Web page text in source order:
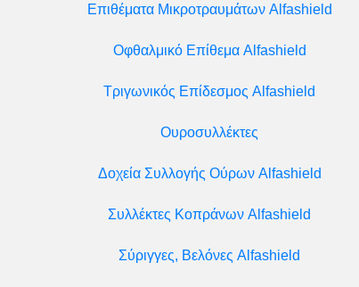
Επιθέματα Μικροτραυμάτων Alfashield
Οφθαλμικό Eπίθεμα Alfashield
Τριγωνικός Επίδεσμος Alfashield
Ουροσυλλέκτες
Δοχεία Συλλογής Ούρων Alfashield
Συλλέκτες Κοπράνων Alfashield
Σύριγγες, Βελόνες Alfashield